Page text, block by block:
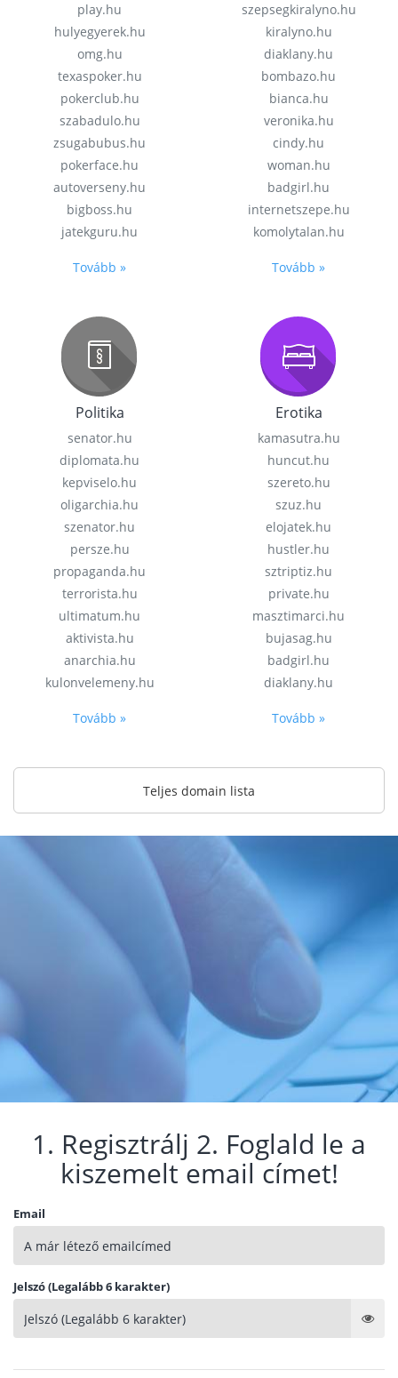
play.hu
hulyegyerek.hu
omg.hu
texaspoker.hu
pokerclub.hu
szabadulo.hu
zsugabubus.hu
pokerface.hu
autoverseny.hu
bigboss.hu
jatekguru.hu
Tovább »
szepsegkiralyno.hu
kiralyno.hu
diaklany.hu
bombazo.hu
bianca.hu
veronika.hu
cindy.hu
woman.hu
badgirl.hu
internetszepe.hu
komolytalan.hu
Tovább »
Politika
senator.hu
diplomata.hu
kepviselo.hu
oligarchia.hu
szenator.hu
persze.hu
propaganda.hu
terrorista.hu
ultimatum.hu
aktivista.hu
anarchia.hu
kulonvelemeny.hu
Tovább »
Erotika
kamasutra.hu
huncut.hu
szereto.hu
szuz.hu
elojatek.hu
hustler.hu
sztriptiz.hu
private.hu
masztimarci.hu
bujasag.hu
badgirl.hu
diaklany.hu
Tovább »
Teljes domain lista
1. Regisztrálj 2. Foglald le a
kiszemelt email címet!
Email
Jelszó (Legalább 6 karakter)